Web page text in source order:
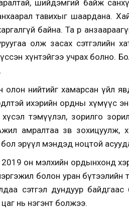
шийдэмгий байж
тавихыг шаардана.
байна. Та өөрөө
олж засах сэтгэлийн
хүнтэйгээ учрах болно.
олон нийтийг хамарсан үйл
ихэрийн ордны
тэмүүлэл, зорилго
амралтаа зөв зохицуулж,
бол эрүүл мэндэд ноцтой
2019 он мэлхийн ордынхонд
болон уран
сэтгэл дундуур
цаг нь нэгэнт болжээ.